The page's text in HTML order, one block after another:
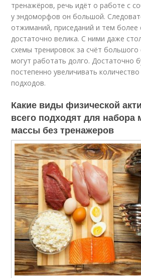
тренажёров, речь идёт о работе с
у эндоморфов он большой.
отжиманий, приседаний и тем более
достаточно велика. С ними даже
схемы тренировок за счёт большого
могут работать долго. Достаточно
постепенно увеличивать
подходов.
Какие виды физической
всего подходят для
массы без тренажеров